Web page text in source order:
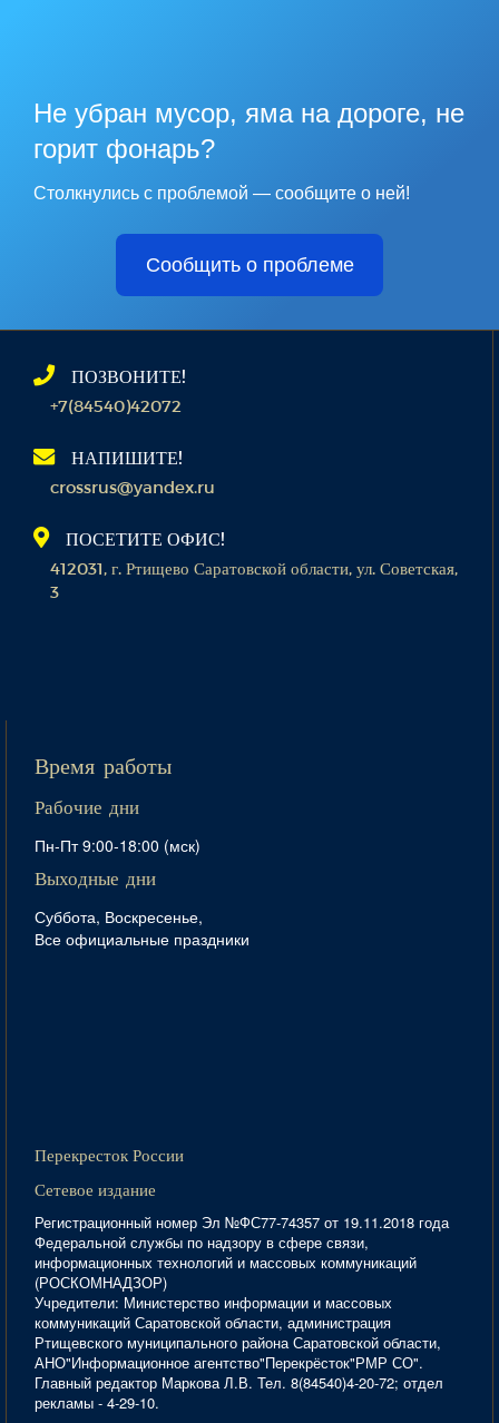
Не убран мусор, яма на дороге, не
горит фонарь?
Столкнулись с проблемой — сообщите о ней!
Сообщить о проблеме
ПОЗВОНИТЕ!
+7(84540)42072
НАПИШИТЕ!
crossrus@yandex.ru
ПОСЕТИТЕ ОФИС!
412031, г. Ртищево Саратовской области, ул. Советская,
3
Время работы
Рабочие дни
Пн-Пт 9:00-18:00 (мск)
Выходные дни
Суббота, Воскресенье,
Все официальные праздники
Перекресток России
Сетевое издание
Регистрационный номер Эл №ФС77-74357 от 19.11.2018 года
Федеральной службы по надзору в сфере связи,
информационных технологий и массовых коммуникаций
(РОСКОМНАДЗОР)
Учредители: Министерство информации и массовых
коммуникаций Саратовской области, администрация
Ртищевского муниципального района Саратовской области,
АНО"Информационное агентство"Перекрёсток"РМР СО".
Главный редактор Маркова Л.В. Тел. 8(84540)4-20-72; отдел
рекламы - 4-29-10.